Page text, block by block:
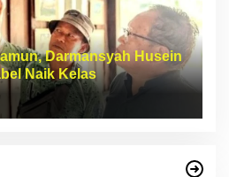
Darmansyah Husein
Naik Kelas